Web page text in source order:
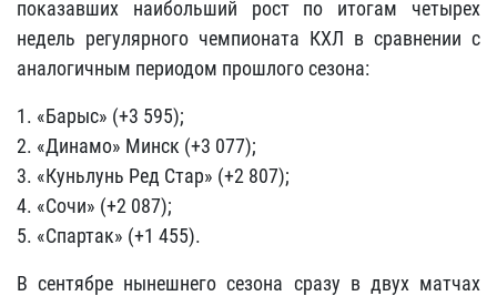
показавших наибольший рост по итогам четырех
недель регулярного чемпионата КХЛ в сравнении с
аналогичным периодом прошлого сезона:
1. «Барыс» (+3 595);
2. «Динамо» Минск (+3 077);
3. «Куньлунь Ред Стар» (+2 807);
4. «Сочи» (+2 087);
5. «Спартак» (+1 455).
В сентябре нынешнего сезона сразу в двух матчах